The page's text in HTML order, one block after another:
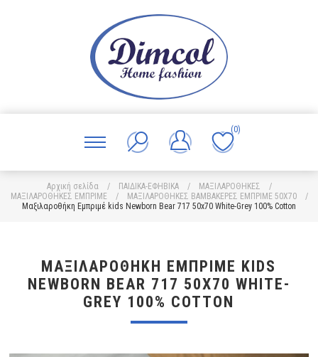
(0)
Αρχική σελίδα / ΠΑΙΔΙΚΑ-ΕΦΗΒΙΚΑ / ΜΑΞΙΛΑΡΟΘΗΚΕΣ
/
ΜΑΞΙΛΑΡΟΘΗΚΕΣ ΕΜΠΡΙΜΕ
/ ΜΑΞΙΛΑΡΟΘΗΚΕΣ ΒΑΜΒΑΚΕΡΕΣ ΕΜΠΡΙΜΕ 50X70
/
Μαξιλαροθήκη Εμπριμέ kids Newborn Bear 717 50x70 White-Grey 100% Cotton
ΜΑΞΙΛΑΡΟΘΉΚΗ ΕΜΠΡΙΜΈ KIDS
NEWBORN BEAR 717 50X70 WHITE-
GREY 100% COTTON